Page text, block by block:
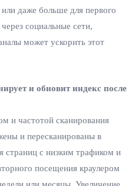
даже больше для первого
социальные сети,
может ускорить этот
и обновит индекс после
и частотой сканирования
и пересканированы в
страниц с низким трафиком и
посещения краулером